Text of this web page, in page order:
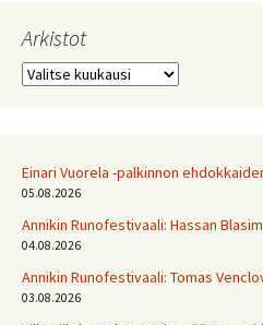
Arkistot
Arkistot
Einari Vuorela -palkinnon
05.08.2026
Annikin Runofestivaali: Has­san
04.08.2026
Annikin Runofestivaali: Tomas
03.08.2026